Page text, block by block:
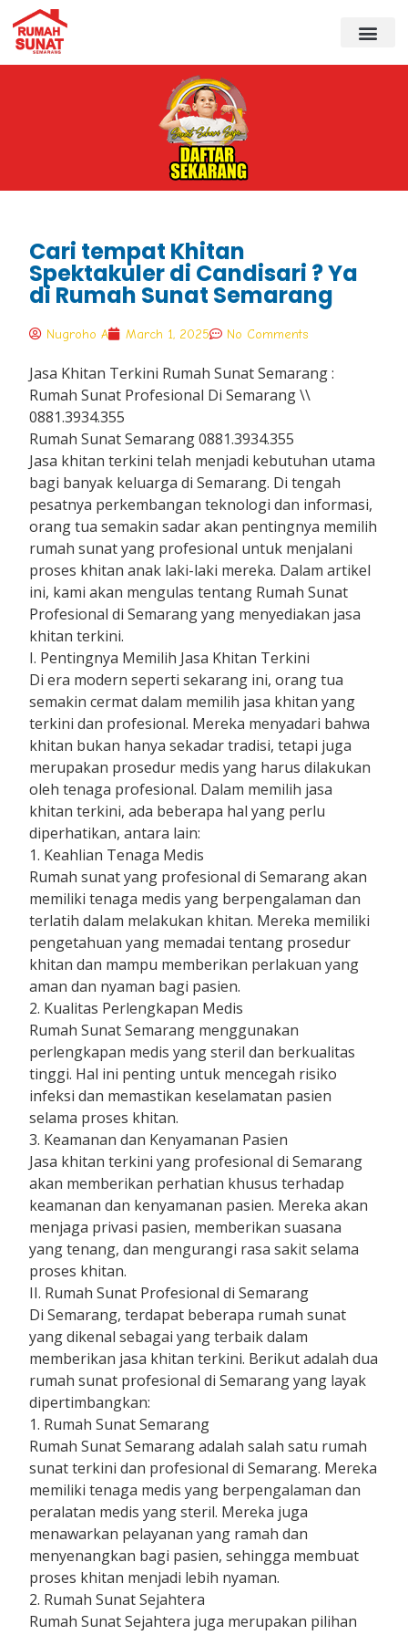
Cari tempat Khitan
Spektakuler di Candisari ? Ya
di Rumah Sunat Semarang
Nugroho A March 1, 2025 No Comments
Jasa Khitan Terkini Rumah Sunat Semarang :
Rumah Sunat Profesional Di Semarang \\
0881.3934.355
Rumah Sunat Semarang 0881.3934.355
Jasa khitan terkini telah menjadi kebutuhan utama
bagi banyak keluarga di Semarang. Di tengah
pesatnya perkembangan teknologi dan informasi,
orang tua semakin sadar akan pentingnya memilih
rumah sunat yang profesional untuk menjalani
proses khitan anak laki-laki mereka. Dalam artikel
ini, kami akan mengulas tentang Rumah Sunat
Profesional di Semarang yang menyediakan jasa
khitan terkini.
I. Pentingnya Memilih Jasa Khitan Terkini
Di era modern seperti sekarang ini, orang tua
semakin cermat dalam memilih jasa khitan yang
terkini dan profesional. Mereka menyadari bahwa
khitan bukan hanya sekadar tradisi, tetapi juga
merupakan prosedur medis yang harus dilakukan
oleh tenaga profesional. Dalam memilih jasa
khitan terkini, ada beberapa hal yang perlu
diperhatikan, antara lain:
1. Keahlian Tenaga Medis
Rumah sunat yang profesional di Semarang akan
memiliki tenaga medis yang berpengalaman dan
terlatih dalam melakukan khitan. Mereka memiliki
pengetahuan yang memadai tentang prosedur
khitan dan mampu memberikan perlakuan yang
aman dan nyaman bagi pasien.
2. Kualitas Perlengkapan Medis
Rumah Sunat Semarang menggunakan
perlengkapan medis yang steril dan berkualitas
tinggi. Hal ini penting untuk mencegah risiko
infeksi dan memastikan keselamatan pasien
selama proses khitan.
3. Keamanan dan Kenyamanan Pasien
Jasa khitan terkini yang profesional di Semarang
akan memberikan perhatian khusus terhadap
keamanan dan kenyamanan pasien. Mereka akan
menjaga privasi pasien, memberikan suasana
yang tenang, dan mengurangi rasa sakit selama
proses khitan.
II. Rumah Sunat Profesional di Semarang
Di Semarang, terdapat beberapa rumah sunat
yang dikenal sebagai yang terbaik dalam
memberikan jasa khitan terkini. Berikut adalah dua
rumah sunat profesional di Semarang yang layak
dipertimbangkan:
1. Rumah Sunat Semarang
Rumah Sunat Semarang adalah salah satu rumah
sunat terkini dan profesional di Semarang. Mereka
memiliki tenaga medis yang berpengalaman dan
peralatan medis yang steril. Mereka juga
menawarkan pelayanan yang ramah dan
menyenangkan bagi pasien, sehingga membuat
proses khitan menjadi lebih nyaman.
2. Rumah Sunat Sejahtera
Rumah Sunat Sejahtera juga merupakan pilihan